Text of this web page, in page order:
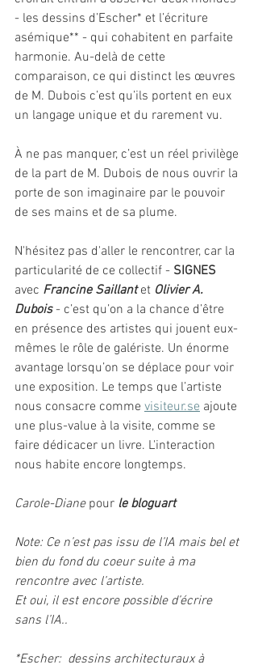
- les dessins d’Escher* et l’écriture
asémique** - qui cohabitent en parfaite
harmonie. Au-delà de cette
comparaison, ce qui distinct les œuvres
de M. Dubois c’est qu’ils portent en eux
un langage unique et du rarement vu.
À ne pas manquer, c’est un réel privilège
de la part de M. Dubois de nous ouvrir la
porte de son imaginaire par le pouvoir
de ses mains et de sa plume.
N'hésitez pas d'aller le rencontrer, car la
particularité de ce collectif - SIGNES
avec Francine Saillant et Olivier A.
Dubois - c’est qu’on a la chance d’être
en présence des artistes qui jouent eux-
mêmes le rôle de galériste. Un énorme
avantage lorsqu’on se déplace pour voir
une exposition. Le temps que l’artiste
nous consacre comme visiteur.se ajoute
une plus-value à la visite, comme se
faire dédicacer un livre. L'interaction
nous habite encore longtemps.
Carole-Diane pour le bloguart
Note: Ce n’est pas issu de l’IA mais bel et
bien du fond du coeur suite à ma
rencontre avec l’artiste.
Et oui, il est encore possible d’écrire
sans l’IA..
*Escher:  dessins architecturaux à